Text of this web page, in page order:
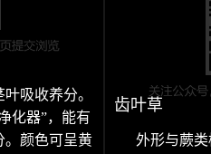
吸收养分。
化器”，能有
。颜色可呈黄
齿叶草
外形与蕨